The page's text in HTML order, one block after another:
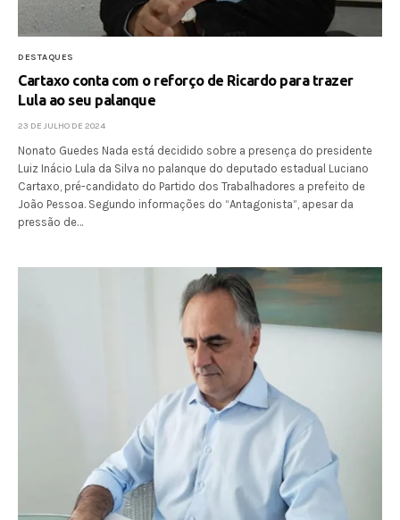
DESTAQUES
Cartaxo conta com o reforço de Ricardo para trazer
Lula ao seu palanque
23 DE JULHO DE 2024
Nonato Guedes Nada está decidido sobre a presença do presidente
Luiz Inácio Lula da Silva no palanque do deputado estadual Luciano
Cartaxo, pré-candidato do Partido dos Trabalhadores a prefeito de
João Pessoa. Segundo informações do “Antagonista”, apesar da
pressão de…